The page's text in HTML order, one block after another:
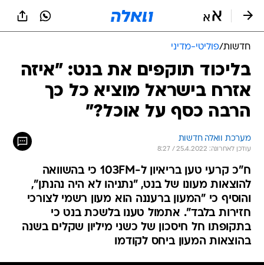
חדשות/פוליטי-מדיני
בליכוד תוקפים את בנט: "איזה
אזרח בישראל מוציא כל כך
הרבה כסף על אוכל?"
מערכת וואלה חדשות
עודכן לאחרונה: 25.4.2022 / 8:27
ח"כ קרעי טען בריאיון ל-103FM כי בהשוואה
להוצאות מעונו של בנט, "נתניהו לא היה נהנתן",
והוסיף כי "המעון ברעננה הוא מעון רשמי לצורכי
חזירות בלבד". אתמול טענו בלשכת בנט כי
בתקופתו חל חיסכון של כשני מיליון שקלים בשנה
בהוצאות המעון ביחס לקודמו